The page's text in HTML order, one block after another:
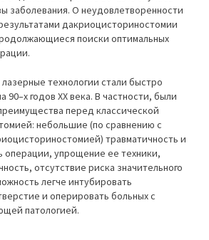
заболевания. О неудовлетворенности
дакриоцисториностомии
поиски оптимальных
технологии стали быстро
90–х годов XX века. В частности, были
перед классической
небольшие (по сравнению с
травматичность и
операции, упрощение ее техники,
отсутствие риска значительного
легче интубировать
и оперировать больных с
патологией.